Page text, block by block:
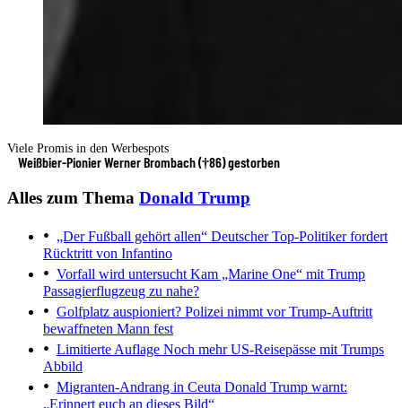
Viele Promis in den Werbespots
Weißbier-Pionier Werner Brombach (†86) gestorben
Alles zum Thema Donald Trump
„Der Fußball gehört allen“ Deutscher Top-Politiker fordert
Rücktritt von Infantino
Vorfall wird untersucht Kam „Marine One“ mit Trump
Passagierflugzeug zu nahe?
Golfplatz auspioniert? Polizei nimmt vor Trump-Auftritt
bewaffneten Mann fest
Limitierte Auflage Noch mehr US-Reisepässe mit Trumps
Abbild
Migranten-Andrang in Ceuta Donald Trump warnt:
„Erinnert euch an dieses Bild“